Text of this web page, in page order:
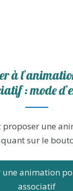
à
: mode
proposer une
sur le
une animation
associatif